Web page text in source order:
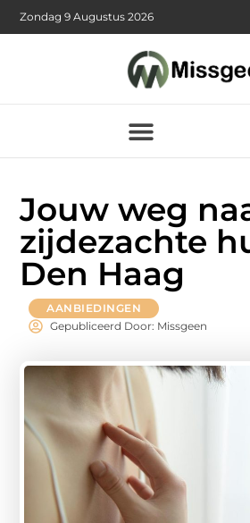
Zondag 9 Augustus 2026
Jouw weg
zijdezachte
Den Haag
AANBIEDINGEN
Gepubliceerd Door: Missgeen